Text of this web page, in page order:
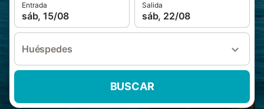
Entrada
sáb, 15/08
Salida
sáb, 22/08
Huéspedes
BUSCAR